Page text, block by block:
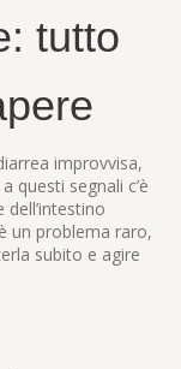
tutto
improvvisa,
questi segnali c’è
dell’intestino
un problema raro,
subito e agire